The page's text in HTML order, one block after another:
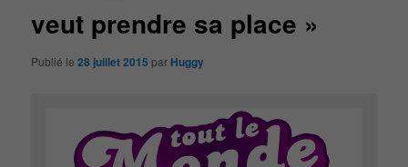
veut prendre sa place »
Publié le28 juillet 2015 par Huggy